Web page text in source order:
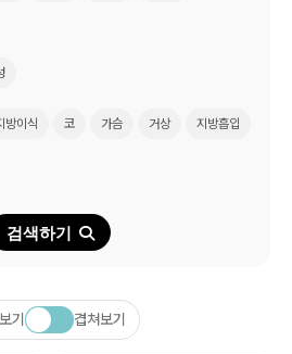
방이식 코 가슴 거상 지방흡입
검색하기
기 겹쳐보기